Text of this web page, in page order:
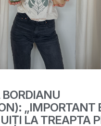
„IMPORTANT
LA TREAPTA